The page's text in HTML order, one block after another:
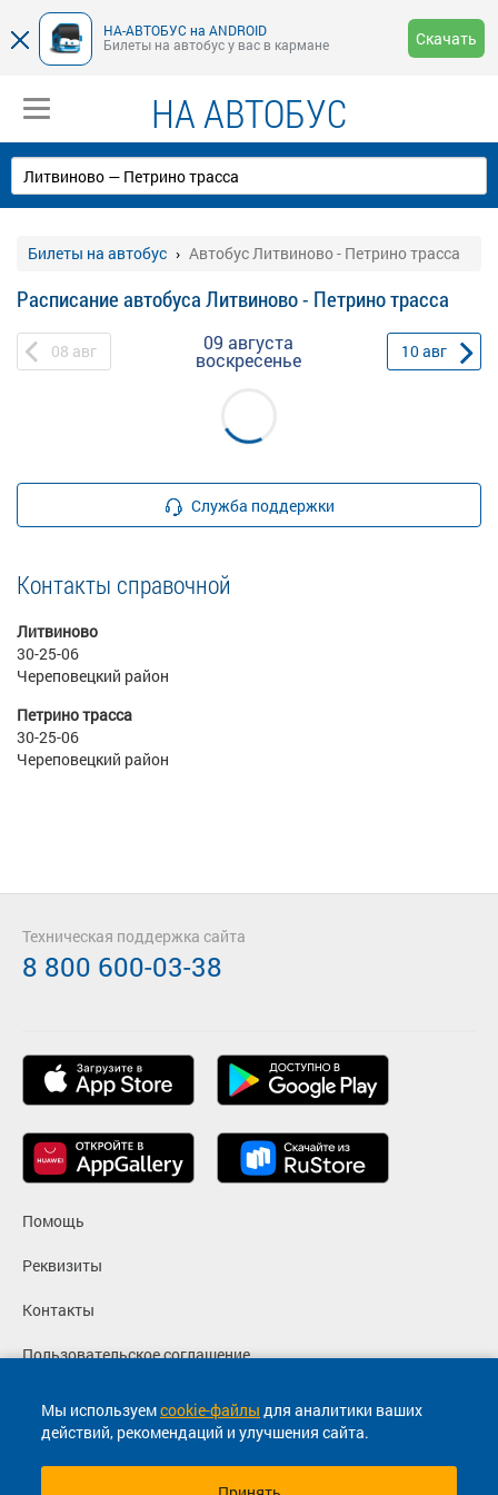
НА-АВТОБУС на ANDROID
Билеты на автобус у вас в кармане
Скачать
НА АВТОБУС
Билеты на автобус Автобус Литвиново - Петрино трасса
Расписание автобуса Литвиново - Петрино трасса
08 авг 09 августа
воскресенье 10авг
Служба поддержки
Контакты справочной
Литвиново
30-25-06
Череповецкий район
Петрино трасса
30-25-06
Череповецкий район
Мы используемcookie-файлы для аналитики ваших
действий, рекомендаций и улучшения сайта.
Помощь
Реквизиты
Контакты
Пользовательское соглашение
Политика конфиденциальности
Согласие на маркетинговые сообщения
Техническая поддержка сайта
8 800 600-03-38